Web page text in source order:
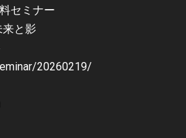
セミナー
来と影
20260219/